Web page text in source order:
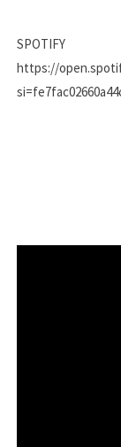
SPOTIFY
https://